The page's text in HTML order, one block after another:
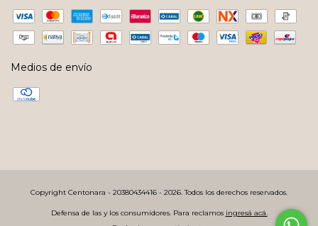
Medios de envío
Copyright Centonara - 20380434416 - 2026. Todos los derechos reservados.
Defensa de las y los consumidores. Para reclamos ingresá acá.